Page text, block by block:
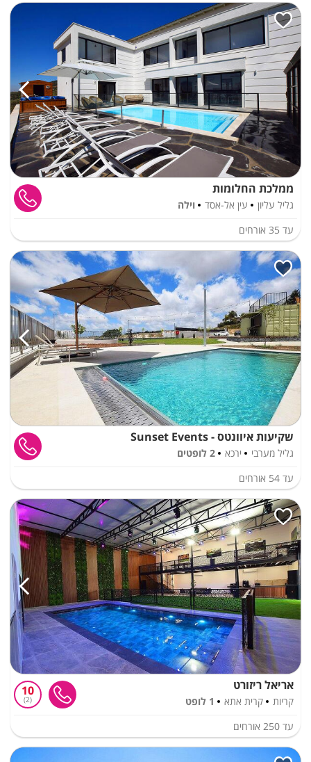
ממלכת החלומות
גליל עליון עין אל-אסד
וילה
עד 35 אורחים
שקיעות איוונטס - Sunset Events
גליל מערבי ירכא
2 לופטים
עד 54 אורחים
אריאל ריזורט
קריות קרית אתא 1 לופט
10
2
עד 250 אורחים